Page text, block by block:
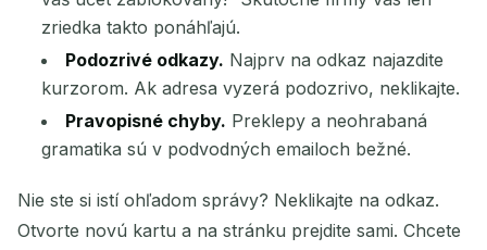
zriedka takto ponáhľajú.
Podozrivé odkazy. Najprv na odkaz najazdite
kurzorom. Ak adresa vyzerá podozrivo, neklikajte.
Pravopisné chyby. Preklepy a neohrabaná
gramatika sú v podvodných emailoch bežné.
Nie ste si istí ohľadom správy? Neklikajte na odkaz.
Otvorte novú kartu a na stránku prejdite sami. Chcete